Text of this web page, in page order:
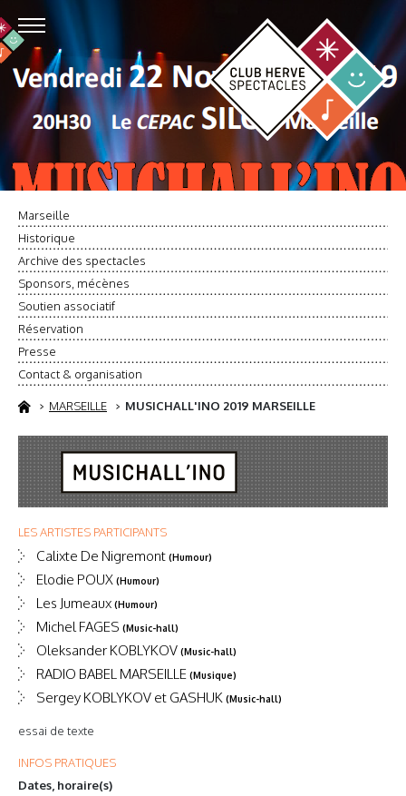
Marseille
Historique
Archive des spectacles
Sponsors, mécènes
Soutien associatif
Réservation
Presse
Contact & organisation
MARSEILLE MUSICHALL'INO 2019 MARSEILLE
LES ARTISTES PARTICIPANTS
Calixte De Nigremont (Humour)
Elodie POUX (Humour)
Les Jumeaux (Humour)
Michel FAGES (Music-hall)
Oleksander KOBLYKOV (Music-hall)
RADIO BABEL MARSEILLE (Musique)
Sergey KOBLYKOV et GASHUK (Music-hall)
essai de texte
INFOS PRATIQUES
Dates, horaire(s)